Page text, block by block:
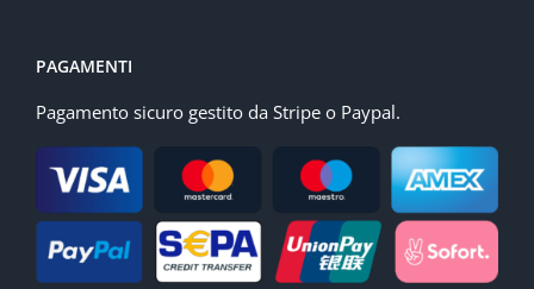
PAGAMENTI
Pagamento sicuro gestito da Stripe o Paypal.